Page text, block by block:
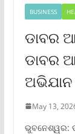
BUSINESS
ଡାବର
ଡାବର
ଅଭିଯାନ
May 13,
ଭୁବନେଶ୍ୱର: